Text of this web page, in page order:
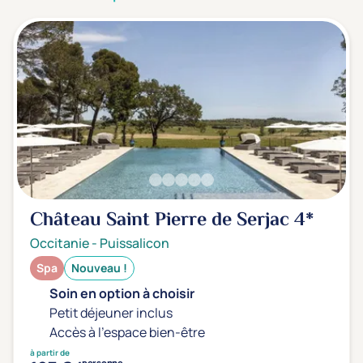
Note de nos clients
D'après notre partenaire Avis-Vérifiés
Parfait: 4.5+
(0)
Excellent: 4+
(0)
Très bien: 3.5+
(0)
Envie de
Bord de mer
Ville
Montagne
Campagne
Château Saint Pierre de Serjac4*
Occitanie- Puissalicon
Spa Nouveau !
Soin en option à choisir
Petit déjeuner inclus
Accès à l'espace bien-être
à partir de